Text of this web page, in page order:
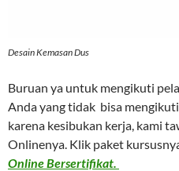
Desain Kemasan Dus
Buruan ya untuk mengikuti
Anda yang tidak bisa
karena kesibukan kerja, kami
Onlinenya. Klik paket
Online Bersertifikat.